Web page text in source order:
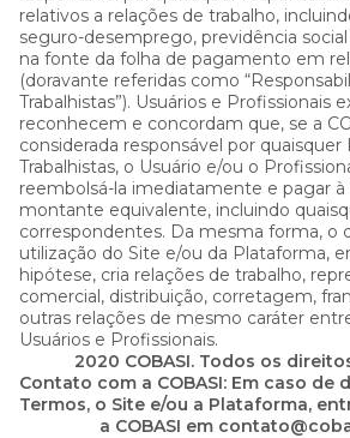
relativos a relações de trabalho,
seguro-desemprego, previdência
na fonte da folha de pagamento em
(doravante referidas como
Trabalhistas”). Usuários e Profissionais
reconhecem e concordam que, se a
considerada responsável por quaisquer
Trabalhistas, o Usuário e/ou o
reembolsá-la imediatamente e pagar à
montante equivalente, incluindo
correspondentes. Da mesma forma, o
utilização do Site e/ou da Plataforma,
hipótese, cria relações de trabalho,
comercial, distribuição, corretagem,
outras relações de mesmo caráter
Usuários e Profissionais.
2020 COBASI. Todos os
Contato com a COBASI: Em caso de
Termos, o Site e/ou a Plataforma,
a COBASI em